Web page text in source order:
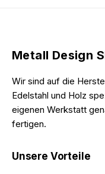
Metall Design
Wir sind auf die
Edelstahl und Holz
eigenen Werkstatt
fertigen.
Unsere Vorteile